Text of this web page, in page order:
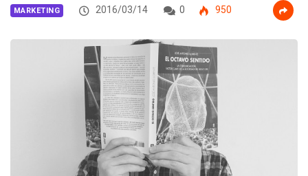
MARKETING 2016/03/14 0 950